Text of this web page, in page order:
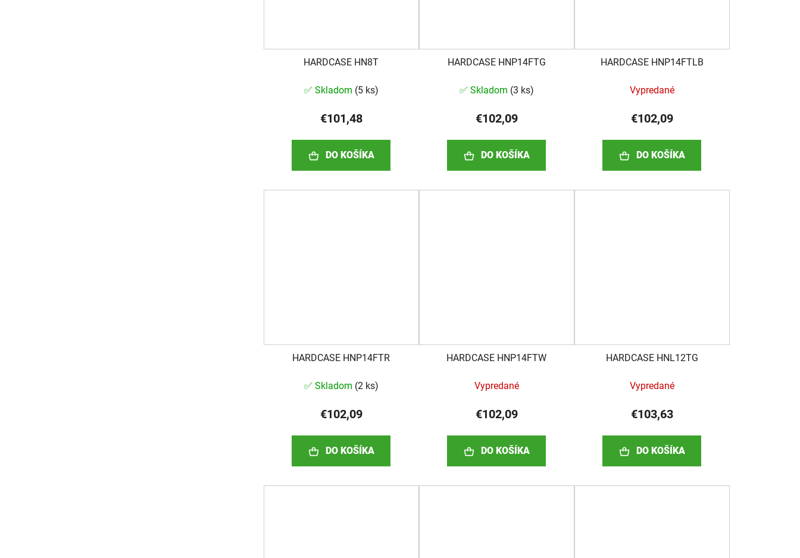
HARDCASE HN8T
✅ Skladom (5 ks)
€101,48
DO KOŠÍKA
HARDCASE HNP14FTG
✅ Skladom (3 ks)
€102,09
DO KOŠÍKA
HARDCASE HNP14FTLB
Vypredané
€102,09
DO KOŠÍKA
HARDCASE HNP14FTR
✅ Skladom (2 ks)
€102,09
DO KOŠÍKA
HARDCASE HNP14FTW
Vypredané
€102,09
DO KOŠÍKA
HARDCASE HNL12TG
Vypredané
€103,63
DO KOŠÍKA